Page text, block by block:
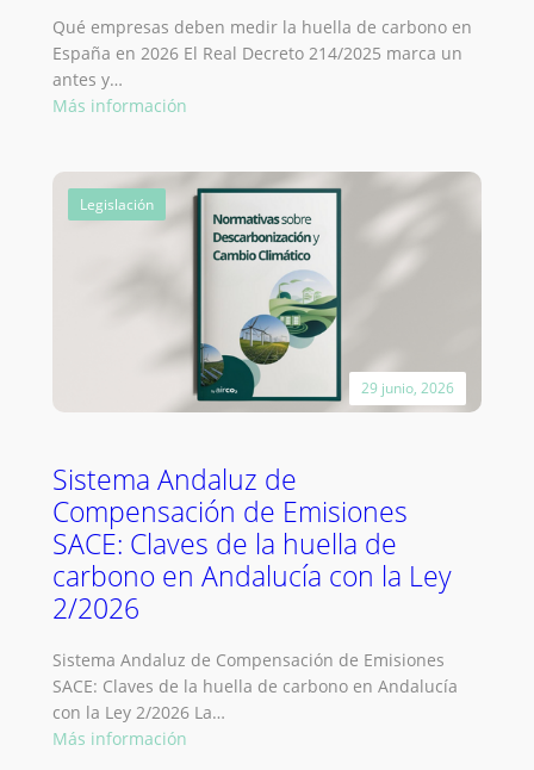
Qué empresas deben medir la huella de carbono en
España en 2026 El Real Decreto 214/2025 marca un
antes y…
Más información:
deben
medir
huella
carbono
en
España
en
2026:
del
Real
Decreto
214/2025
Legislación
29 junio, 2026
Sistema Andaluz de
Compensación de Emisiones
SACE: Claves de la huella de
carbono en Andalucía con la Ley
2/2026
Sistema Andaluz de Compensación de Emisiones
SACE: Claves de la huella de carbono en Andalucía
con la Ley 2/2026 La…
Más información: